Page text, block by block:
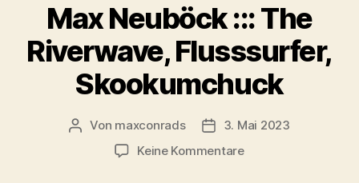
Max Neuböck ::: The
Riverwave, Flusssurfer,
Skookumchuck
Beitragsautor
Von maxconrads Beitragsdatum
3. Mai 2023
Keine Kommentarezu